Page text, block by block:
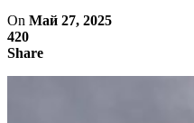
On Май 27, 2025
420
Share